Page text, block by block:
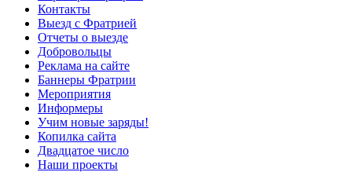
Контакты
Выезд с Фратрией
Отчеты о выезде
Добровольцы
Реклама на сайте
Баннеры Фратрии
Мероприятия
Информеры
Учим новые заряды!
Копилка сайта
Двадцатое число
Наши проекты